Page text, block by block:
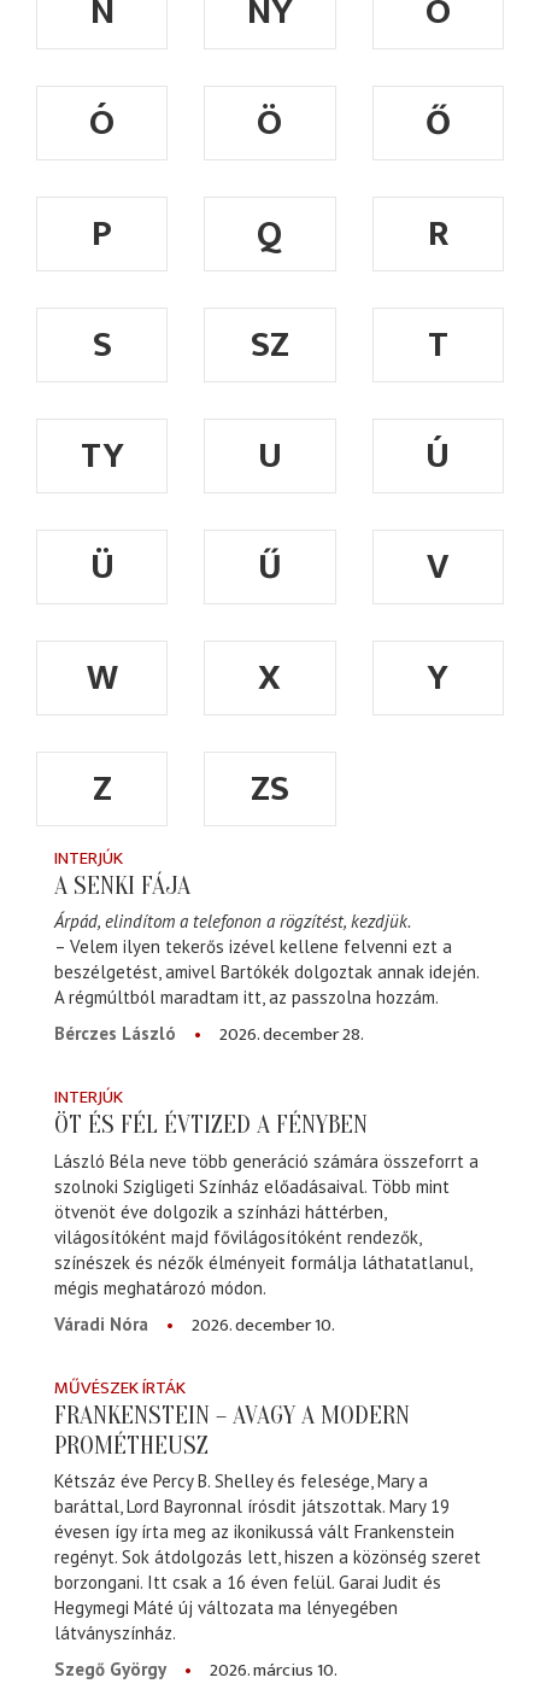
Ó
Ö
Ő
P
Q
R
S
SZ
T
TY
U
Ú
Ü
Ű
V
W
X
Y
Z
ZS
INTERJÚK
A SENKI FÁJA
Árpád, elindítom a telefonon a rögzítést, kezdjük.
– Velem ilyen tekerős izével kellene felvenni ezt a
beszélgetést, amivel Bartókék dolgoztak annak idején.
A régmúltból maradtam itt, az passzolna hozzám.
Bérczes László
2026. december 28.
INTERJÚK
ÖT ÉS FÉL ÉVTIZED A FÉNYBEN
László Béla neve több generáció számára összeforrt a
szolnoki Szigligeti Színház előadásaival. Több mint
ötvenöt éve dolgozik a színházi háttérben,
világosítóként majd fővilágosítóként rendezők,
színészek és nézők élményeit formálja láthatatlanul,
mégis meghatározó módon.
Váradi Nóra
2026. december 10.
MŰVÉSZEK ÍRTÁK
FRANKENSTEIN – AVAGY A MODERN
PROMÉTHEUSZ
Kétszáz éve Percy B. Shelley és felesége, Mary a
baráttal, Lord Bayronnal írósdit játszottak. Mary 19
évesen így írta meg az ikonikussá vált Frankenstein
regényt. Sok átdolgozás lett, hiszen a közönség szeret
borzongani. Itt csak a 16 éven felül. Garai Judit és
Hegymegi Máté új változata ma lényegében
látványszínház.
Szegő György
2026. március 10.